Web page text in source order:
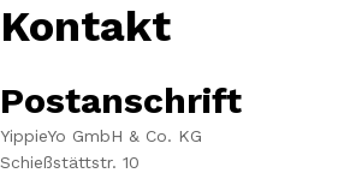
Kontakt
Postanschrift
YippieYo GmbH & Co. KG
Schießstättstr. 10